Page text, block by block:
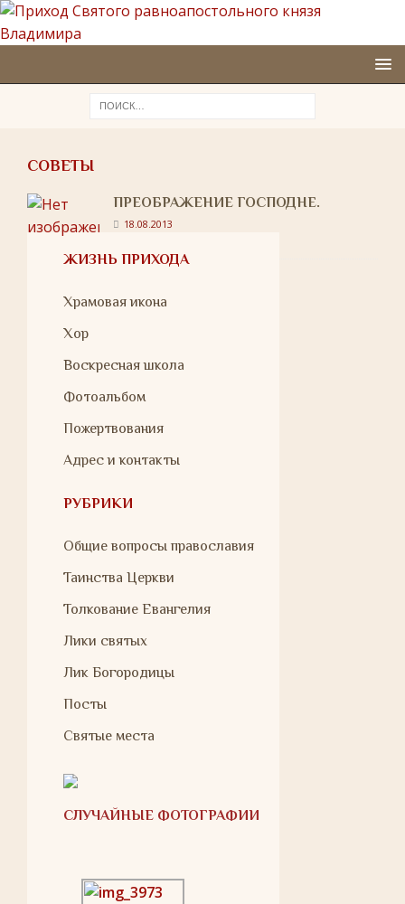
СОВЕТЫ
ПРЕОБРАЖЕНИЕ ГОСПОДНЕ.
18.08.2013
ЖИЗНЬ ПРИХОДА
Храмовая икона
Хор
Воскресная школа
Фотоальбом
Пожертвования
Адрес и контакты
РУБРИКИ
Общие вопросы православия
Таинства Церкви
Толкование Евангелия
Лики святых
Лик Богородицы
Посты
Святые места
СЛУЧАЙНЫЕ ФОТОГРАФИИ